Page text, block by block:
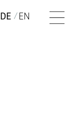
DE EN